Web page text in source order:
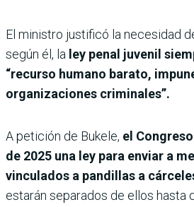
El ministro justificó la necesidad
según él, la ley penal juvenil
“recurso humano barato,
organizaciones criminales”.
A petición de Bukele, el
de 2025 una ley para enviar a
vinculados a pandillas a
estarán separados de ellos hasta